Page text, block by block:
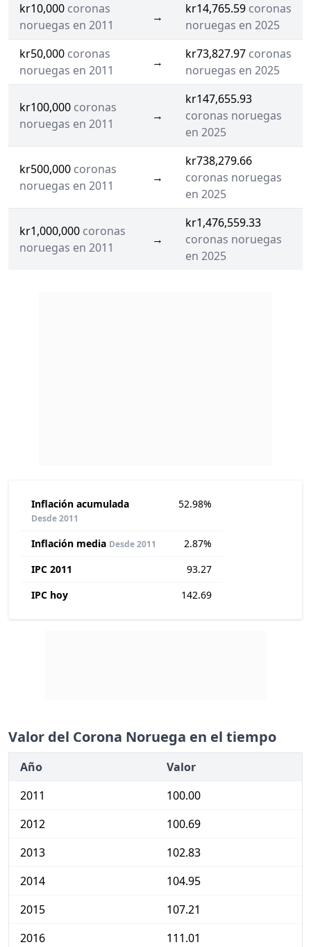
kr10,000 coronas
noruegas en 2011
→
kr14,765.59 coronas
noruegas en 2025
kr50,000 coronas
noruegas en 2011
→
kr73,827.97 coronas
noruegas en 2025
kr100,000 coronas
noruegas en 2011
→
kr147,655.93
coronas noruegas
en 2025
kr500,000 coronas
noruegas en 2011
→
kr738,279.66
coronas noruegas
en 2025
kr1,000,000 coronas
noruegas en 2011
→
kr1,476,559.33
coronas noruegas
en 2025
Inflación acumulada
Desde 2011
52.98%
Inflación media Desde 2011
2.87%
IPC 2011
93.27
IPC hoy
142.69
Valor del Corona Noruega en el tiempo
Año
Valor
2011
100.00
2012
100.69
2013
102.83
2014
104.95
2015
107.21
2016
111.01